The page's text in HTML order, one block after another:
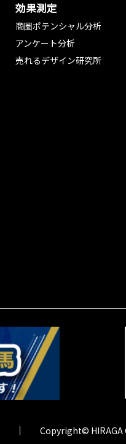
効果測定
商圏ポテンシャル分析
アンケート分析
売れるデザイン研究所
Copyright©